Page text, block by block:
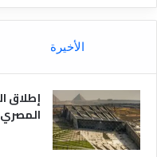
ا
ل
ر
ي
ة
الأخيرة
إطلاق
المصري